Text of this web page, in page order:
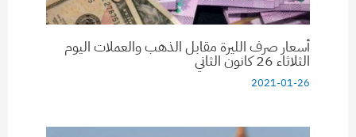
أسعار صرف الليرة مقابل الذهب والعملات اليوم
الثلاثاء 26 كانون الثاني
2021-01-26